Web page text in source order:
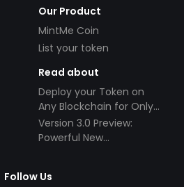
Our Product
MintMe Coin
List your token
Read about
Deploy your Token on
Any Blockchain for Only
$49!
Version 3.0 Preview:
Powerful New
Follow Us